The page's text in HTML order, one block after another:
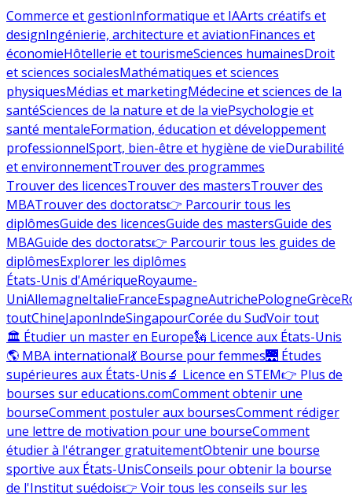
Commerce et gestionInformatique et IAArts créatifs et
designIngénierie, architecture et aviationFinances et
économieHôtellerie et tourismeSciences humainesDroit
et sciences socialesMathématiques et sciences
physiquesMédias et marketingMédecine et sciences de la
santéSciences de la nature et de la viePsychologie et
santé mentaleFormation, éducation et développement
professionnelSport, bien-être et hygiène de vieDurabilité
et environnementTrouver des programmes
Trouver des licencesTrouver des mastersTrouver des
MBATrouver des doctorats👉 Parcourir tous les
diplômesGuide des licencesGuide des mastersGuide des
MBAGuide des doctorats👉 Parcourir tous les guides de
diplômesExplorer les diplômes
États-Unis d'AmériqueRoyaume-
UniAllemagneItalieFranceEspagneAutrichePologneGrèce
toutChineJaponIndeSingapourCorée du SudVoir tout
🏛 Étudier un master en Europe🗽 Licence aux États-Unis
🌎 MBA international💃 Bourse pour femmes🌉 Études
supérieures aux États-Unis🔬 Licence en STEM👉 Plus de
bourses sur educations.comComment obtenir une
bourseComment postuler aux boursesComment rédiger
une lettre de motivation pour une bourseComment
étudier à l'étranger gratuitementObtenir une bourse
sportive aux États-UnisConseils pour obtenir la bourse
de l'Institut suédois👉 Voir tous les conseils sur les